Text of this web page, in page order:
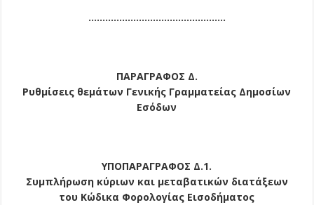
………………………………………….
ΠΑΡΑΓΡΑΦΟΣ Δ.
Ρυθμίσεις θεμάτων Γενικής Γραμματείας Δημοσίων
Εσόδων
ΥΠΟΠΑΡΑΓΡΑΦΟΣ Δ.1.
Συμπλήρωση κύριων και μεταβατικών διατάξεων
του Κώδικα Φορολογίας Εισοδήματος